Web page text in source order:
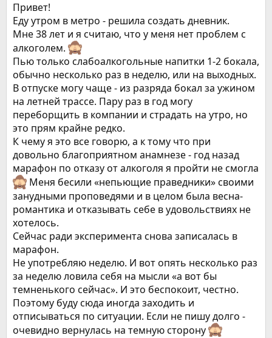
Привет!
Еду утром в метро - решила создать дневник.
Мне 38 лет и я считаю, что у меня нет проблем с
алкоголем.
Пью только слабоалкогольные напитки 1-2 бокала,
обычно несколько раз в неделю, или на выходных.
В отпуске могу чаще - из разряда бокал за ужином
на летней трассе. Пару раз в год могу
переборщить в компании и страдать на утро, но
это прям крайне редко.
К чему я это все говорю, а к тому что при
довольно благоприятном анамнезе - год назад
марафон по отказу от алкоголя я пройти не смогла
Меня бесили «непьющие праведники» своими
занудными проповедями и в целом была весна-
романтика и отказывать себе в удовольствиях не
хотелось.
Сейчас ради эксперимента снова записалась в
марафон.
Не употребляю неделю. И вот опять несколько раз
за неделю ловила себя на мысли «а вот бы
темненького сейчас». И это беспокоит, честно.
Поэтому буду сюда иногда заходить и
отписываться по ситуации. Если не пишу долго -
очевидно вернулась на темную сторону